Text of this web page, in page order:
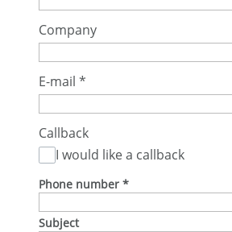
Company
E-mail *
Callback
I would like a callback
Phone number *
Subject